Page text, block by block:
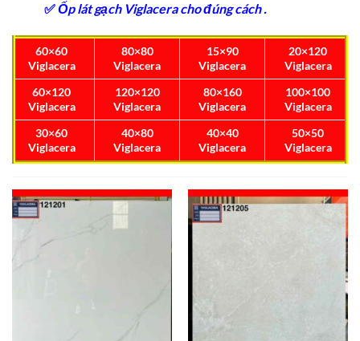
✅Ốp lát gạch Viglacera cho đúng cách .
60×60
Viglacera
80×80
Viglacera
15×90
Viglacera
20×120
Viglacera
60×120
Viglacera
120×120
Viglacera
80×160
Viglacera
100×100
Viglacera
30×60
Viglacera
40×80
Viglacera
40×40
Viglacera
50×50
Viglacera